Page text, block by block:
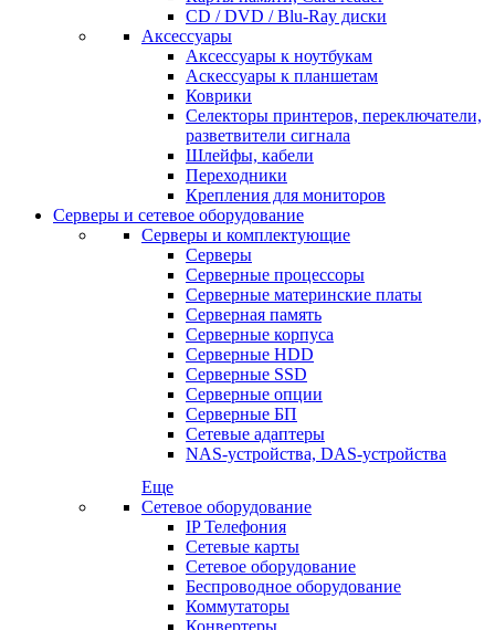
CD / DVD / Blu-Ray диски
Аксессуары
Аксессуары к ноутбукам
Аскессуары к планшетам
Коврики
Селекторы принтеров, переключатели,
разветвители сигнала
Шлейфы, кабели
Переходники
Крепления для мониторов
Серверы и сетевое оборудование
Серверы и комплектующие
Серверы
Серверные процессоры
Серверные материнские платы
Серверная память
Серверные корпуса
Серверные HDD
Серверные SSD
Серверные опции
Серверные БП
Сетевые адаптеры
NAS-устройства, DAS-устройства
Еще
Сетевое оборудование
IP Телефония
Сетевые карты
Сетевое оборудование
Беспроводное оборудование
Коммутаторы
Конвертеры